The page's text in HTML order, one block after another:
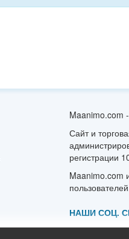
Maanimo.com
Сайт и
регистрации
Maanimo.com